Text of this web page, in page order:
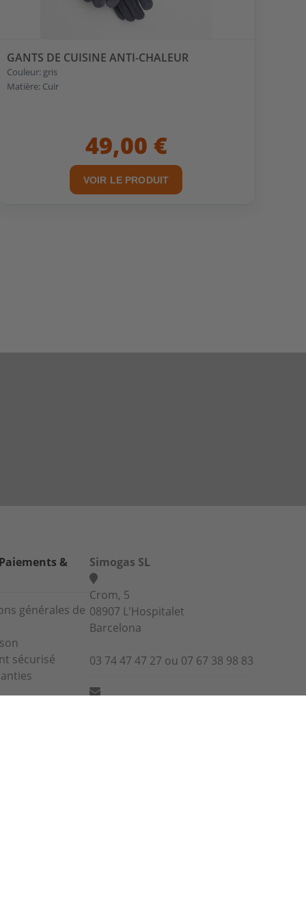
GANTS DE CUISINE ANTI-CHALEUR
Couleur: gris
Matière: Cuir
49,00 €
VOIR LE PRODUIT
&
générales de
sécurisé
Simogas SL
Crom, 5
08907 L'Hospitalet
Barcelona
03 74 47 47 27 ou 07 67 38 98 83